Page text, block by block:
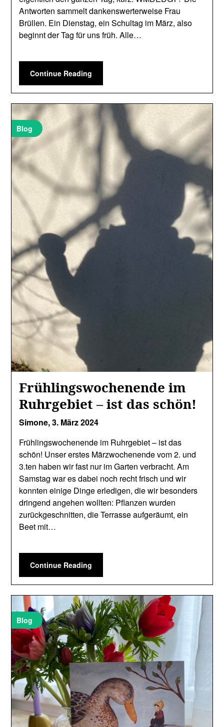
Antworten sammelt dankenswerterweise Frau
Brüllen. Ein Dienstag, ein Schultag im März, also
beginnt der Tag für uns früh. Alle…
Continue Reading
Blog
Frühlingswochenende im
Ruhrgebiet – ist das schön!
Simone,3. März 2024
Frühlingswochenende im Ruhrgebiet – ist das
schön! Unser erstes Märzwochenende vom 2. und
3.ten haben wir fast nur im Garten verbracht. Am
Samstag war es dabei noch recht frisch und wir
konnten einige Dinge erledigen, die wir besonders
dringend angehen wollten: Pflanzen wurden
zurückgeschnitten, die Terrasse aufgeräumt, ein
Beet mit…
Continue Reading
Blog